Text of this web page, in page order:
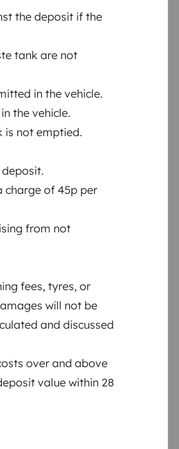
the deposit if the
tank are not
in the vehicle.
the vehicle.
is not emptied.
charge of 45p per
from not
fees, tyres, or
will not be
and discussed
over and above
value within 28